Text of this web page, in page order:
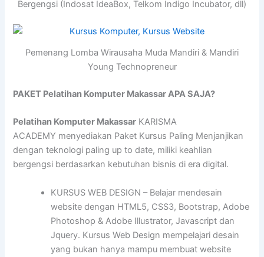
Bergengsi (Indosat IdeaBox, Telkom Indigo Incubator, dll)
Pemenang Lomba Wirausaha Muda Mandiri & Mandiri
Young Technopreneur
PAKET Pelatihan Komputer Makassar APA SAJA?
Pelatihan Komputer Makassar KARISMA
ACADEMY menyediakan Paket Kursus Paling Menjanjikan
dengan teknologi paling up to date, miliki keahlian
bergengsi berdasarkan kebutuhan bisnis di era digital.
KURSUS WEB DESIGN – Belajar mendesain
website dengan HTML5, CSS3, Bootstrap, Adobe
Photoshop & Adobe Illustrator, Javascript dan
Jquery. Kursus Web Design mempelajari desain
yang bukan hanya mampu membuat website